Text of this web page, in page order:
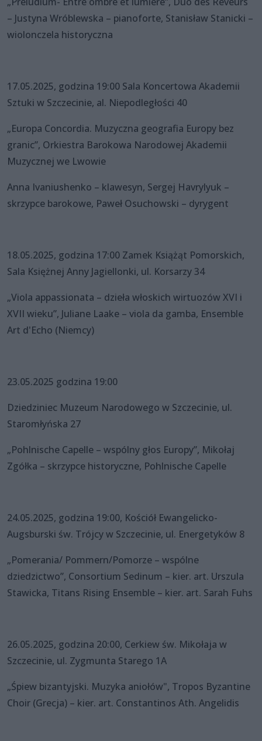
– Justyna Wróblewska – pianoforte, Stanisław Stanicki –
wiolonczela historyczna
17.05.2025, godzina 19:00 Sala Koncertowa Akademii
Sztuki w Szczecinie, al. Niepodległości 40
„Europa Concordia. Muzyczna geografia Europy bez
granic”, Orkiestra Barokowa Narodowej Akademii
Muzycznej we Lwowie
Anna Ivaniushenko – klawesyn, Sergej Havrylyuk –
skrzypce barokowe, Paweł Osuchowski – dyrygent
18.05.2025, godzina 17:00 Zamek Książąt Pomorskich,
Sala Księżnej Anny Jagiellonki, ul. Korsarzy 34
„Viola appassionata – dzieła włoskich wirtuozów XVI i
XVII wieku”, Juliane Laake – viola da gamba, Ensemble
Art d'Echo (Niemcy)
23.05.2025 godzina 19:00
Dziedziniec Muzeum Narodowego w Szczecinie, ul.
Staromłyńska 27
„Pohlnische Capelle – wspólny głos Europy”, Mikołaj
Zgółka – skrzypce historyczne, Pohlnische Capelle
24.05.2025, godzina 19:00, Kościół Ewangelicko-
Augsburski św. Trójcy w Szczecinie, ul. Energetyków 8
„Pomerania/ Pommern/Pomorze – wspólne
dziedzictwo”, Consortium Sedinum – kier. art. Urszula
Stawicka, Titans Rising Ensemble – kier. art. Sarah Fuhs
26.05.2025, godzina 20:00, Cerkiew św. Mikołaja w
Szczecinie, ul. Zygmunta Starego 1A
„Śpiew bizantyjski. Muzyka aniołów", Tropos Byzantine
Choir (Grecja) – kier. art. Constantinos Ath. Angelidis